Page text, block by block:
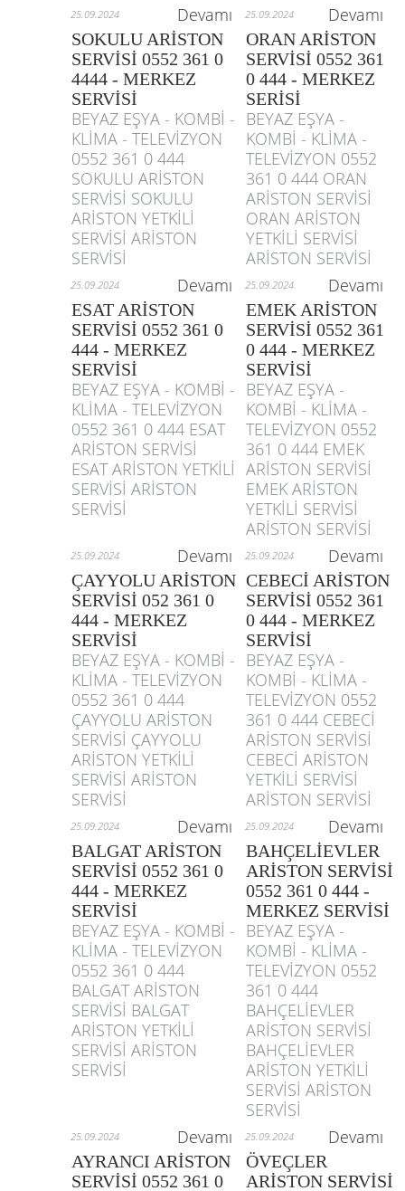
25.09.2024 Devamı 25.09.2024 Devamı
SOKULU ARİSTON
SERVİSİ 0552 361 0
4444 - MERKEZ
SERVİSİ
ORAN ARİSTON
SERVİSİ 0552 361
0 444 - MERKEZ
SERİSİ
BEYAZ EŞYA - KOMBİ -
KLİMA - TELEVİZYON
0552 361 0 444
SOKULU ARİSTON
SERVİSİ SOKULU
ARİSTON YETKİLİ
SERVİSİ ARİSTON
SERVİSİ
BEYAZ EŞYA -
KOMBİ - KLİMA -
TELEVİZYON 0552
361 0 444 ORAN
ARİSTON SERVİSİ
ORAN ARİSTON
YETKİLİ SERVİSİ
ARİSTON SERVİSİ
25.09.2024 Devamı 25.09.2024 Devamı
ESAT ARİSTON
SERVİSİ 0552 361 0
444 - MERKEZ
SERVİSİ
EMEK ARİSTON
SERVİSİ 0552 361
0 444 - MERKEZ
SERVİSİ
BEYAZ EŞYA - KOMBİ -
KLİMA - TELEVİZYON
0552 361 0 444 ESAT
ARİSTON SERVİSİ
ESAT ARİSTON YETKİLİ
SERVİSİ ARİSTON
SERVİSİ
BEYAZ EŞYA -
KOMBİ - KLİMA -
TELEVİZYON 0552
361 0 444 EMEK
ARİSTON SERVİSİ
EMEK ARİSTON
YETKİLİ SERVİSİ
ARİSTON SERVİSİ
25.09.2024 Devamı 25.09.2024 Devamı
ÇAYYOLU ARİSTON
SERVİSİ 052 361 0
444 - MERKEZ
SERVİSİ
CEBECİ ARİSTON
SERVİSİ 0552 361
0 444 - MERKEZ
SERVİSİ
BEYAZ EŞYA - KOMBİ -
KLİMA - TELEVİZYON
0552 361 0 444
ÇAYYOLU ARİSTON
SERVİSİ ÇAYYOLU
ARİSTON YETKİLİ
SERVİSİ ARİSTON
SERVİSİ
BEYAZ EŞYA -
KOMBİ - KLİMA -
TELEVİZYON 0552
361 0 444 CEBECİ
ARİSTON SERVİSİ
CEBECİ ARİSTON
YETKİLİ SERVİSİ
ARİSTON SERVİSİ
25.09.2024 Devamı 25.09.2024 Devamı
BALGAT ARİSTON
SERVİSİ 0552 361 0
444 - MERKEZ
SERVİSİ
BAHÇELİEVLER
ARİSTON SERVİSİ
0552 361 0 444 -
MERKEZ SERVİSİ
BEYAZ EŞYA - KOMBİ -
KLİMA - TELEVİZYON
0552 361 0 444
BALGAT ARİSTON
SERVİSİ BALGAT
ARİSTON YETKİLİ
SERVİSİ ARİSTON
SERVİSİ
BEYAZ EŞYA -
KOMBİ - KLİMA -
TELEVİZYON 0552
361 0 444
BAHÇELİEVLER
ARİSTON SERVİSİ
BAHÇELİEVLER
ARİSTON YETKİLİ
SERVİSİ ARİSTON
SERVİSİ
25.09.2024 Devamı 25.09.2024 Devamı
AYRANCI ARİSTON
SERVİSİ 0552 361 0
ÖVEÇLER
ARİSTON SERVİSİ